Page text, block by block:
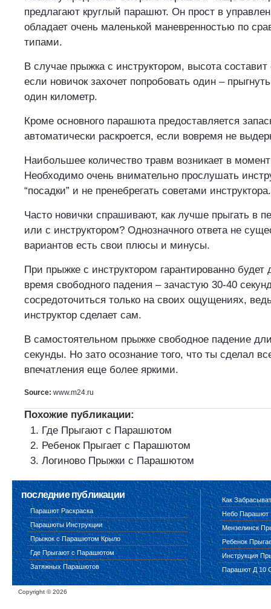
предлагают круглый парашют. Он прост в
обладает очень маленькой маневренностью по
типами.
В случае прыжка с инструктором, высота составит
если новичок захочет попробовать один –
один километр.
Кроме основного парашюта предоставляется
автоматически раскроется, если вовремя не
Наибольшее количество травм возникает в
Необходимо очень внимательно прослушать
“посадки” и не пренебрегать советами инструктора.
Часто новички спрашивают, как лучше прыгать в
или с инструктором? Однозначного ответа не
вариантов есть свои плюсы и минусы.
При прыжке с инструктором гарантированно будет
время свободного падения – зачастую 30-40
сосредоточиться только на своих ощущениях,
инструктор сделает сам.
В самостоятельном прыжке свободное падение
секунды. Но зато осознание того, что ты сделал
впечатления еще более яркими.
Source: www.m24.ru
Похожие публикации:
Где Прыгают с Парашютом
Ребенок Прыгает с Парашютом
Логиново Прыжки с Парашютом
последние публикации
Парашют Раскраска
Парашюты Инструкции
Прыжок с Парашютом Крыло
Где Прыгают с Парашютом
Затяжных Парашютов
Как
Небо Парашют
Мензелинск
Ребенок
Инструкция
Парашют Д 10
Copyright ©2026